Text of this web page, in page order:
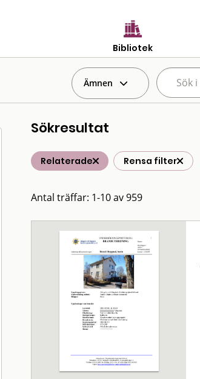
Bibliotek
Ämnen
Sökresultat
Relaterade Rensa filter
Antal träffar: 1-10 av 959